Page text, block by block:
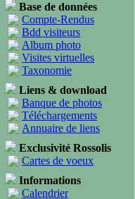
Base de données
Compte-Rendus
Bdd visiteurs
Album photo
Visites virtuelles
Taxonomie
Liens & download
Banque de photos
Téléchargements
Annuaire de liens
Exclusivité Rossolis
Cartes de voeux
Informations
Calendrier